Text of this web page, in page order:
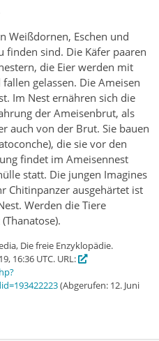
Weißdornen, Eschen und
finden sind. Die Käfer paaren
die Eier werden mit
gelassen. Die Ameisen
Im Nest ernähren sich die
der Ameisenbrut, als
auch von der Brut. Sie bauen
die sie vor den
findet im Ameisennest
statt. Die jungen Imagines
Chitinpanzer ausgehärtet ist
Werden die Tiere
Die freie Enzyklopädie.
16:36 UTC. URL:
(Abgerufen: 12. Juni